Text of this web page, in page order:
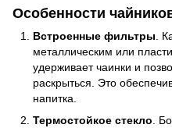
Особенности
Встроенные фильтры .
металлическим или
удерживает чаинки и
раскрыться. Это
напитка.
Термостойкое стекло.